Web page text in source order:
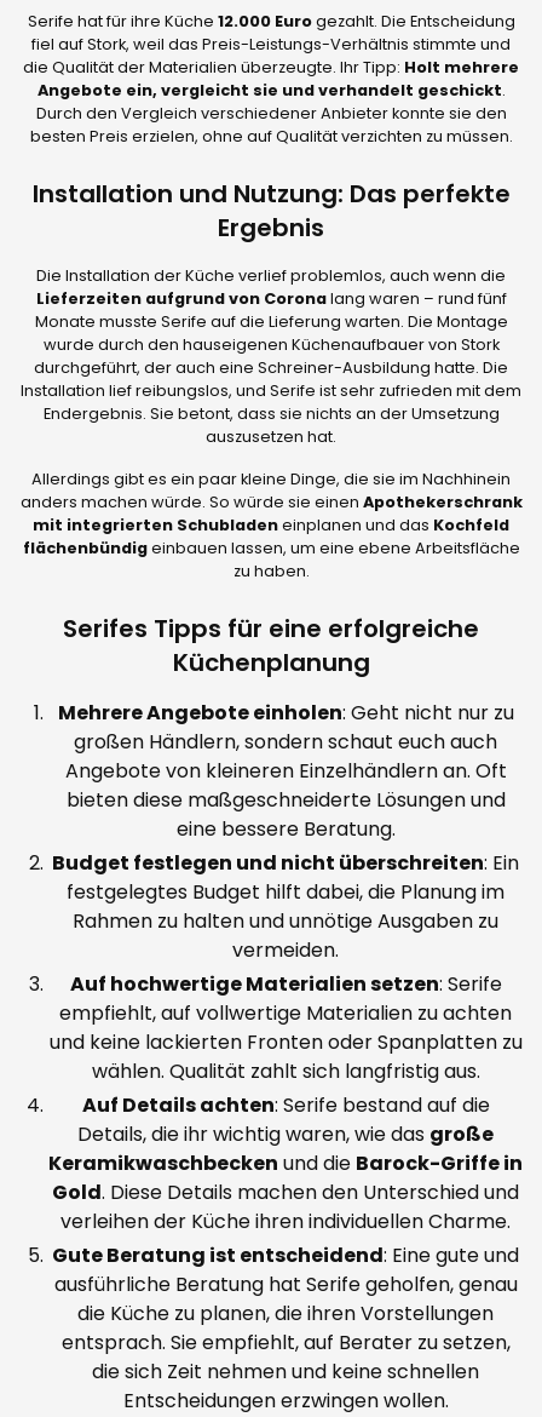
Serife hat für ihre Küche 12.000 Eurogezahlt. Die Entscheidung
fiel auf Stork, weil das Preis-Leistungs-Verhältnis stimmte und
die Qualität der Materialien überzeugte. Ihr Tipp: Holt mehrere
Angebote ein, vergleicht sie und verhandelt geschickt.
Durch den Vergleich verschiedener Anbieter konnte sie den
besten Preis erzielen, ohne auf Qualität verzichten zu müssen.
Installation und Nutzung: Das perfekte
Ergebnis
Die Installation der Küche verlief problemlos, auch wenn die
Lieferzeiten aufgrund von Coronalang waren – rund fünf
Monate musste Serife auf die Lieferung warten. Die Montage
wurde durch den hauseigenen Küchenaufbauer von Stork
durchgeführt, der auch eine Schreiner-Ausbildung hatte. Die
Installation lief reibungslos, und Serife ist sehr zufrieden mit dem
Endergebnis. Sie betont, dass sie nichts an der Umsetzung
auszusetzen hat.
Allerdings gibt es ein paar kleine Dinge, die sie im Nachhinein
anders machen würde. So würde sie einen Apothekerschrank
mit integrierten Schubladeneinplanen und das Kochfeld
flächenbündigeinbauen lassen, um eine ebene Arbeitsfläche
zu haben.
Serifes Tipps für eine erfolgreiche
Küchenplanung
Mehrere Angebote einholen: Geht nicht nur zu
großen Händlern, sondern schaut euch auch
Angebote von kleineren Einzelhändlern an. Oft
bieten diese maßgeschneiderte Lösungen und
eine bessere Beratung.
Budget festlegen und nicht überschreiten: Ein
festgelegtes Budget hilft dabei, die Planung im
Rahmen zu halten und unnötige Ausgaben zu
vermeiden.
Auf hochwertige Materialien setzen: Serife
empfiehlt, auf vollwertige Materialien zu achten
und keine lackierten Fronten oder Spanplatten zu
wählen. Qualität zahlt sich langfristig aus.
Auf Details achten: Serife bestand auf die
Details, die ihr wichtig waren, wie das große
Keramikwaschbecken und die Barock-Griffe in
Gold. Diese Details machen den Unterschied und
verleihen der Küche ihren individuellen Charme.
Gute Beratung ist entscheidend: Eine gute und
ausführliche Beratung hat Serife geholfen, genau
die Küche zu planen, die ihren Vorstellungen
entsprach. Sie empfiehlt, auf Berater zu setzen,
die sich Zeit nehmen und keine schnellen
Entscheidungen erzwingen wollen.